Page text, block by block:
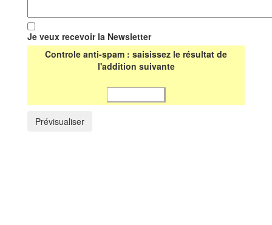
Je veux recevoir la Newsletter
Controle anti-spam : saisissez le résultat de
l'addition suivante